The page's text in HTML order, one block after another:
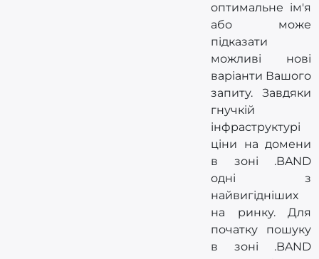
оптимальне ім'я
або може
підказати
можливі нові
варіанти Вашого
запиту. Завдяки
гнучкій
інфраструктурі
ціни на домени
в зоні .BAND
одні з
найвигідніших
на ринку. Для
початку пошуку
в зоні .BAND